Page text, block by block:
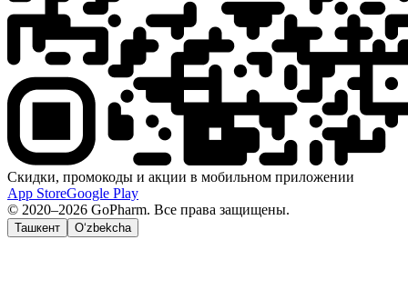
Скидки, промокоды и акции в мобильном приложении
App StoreGoogle Play
© 2020–2026 GoPharm. Все права защищены.
Ташкент O‘zbekcha